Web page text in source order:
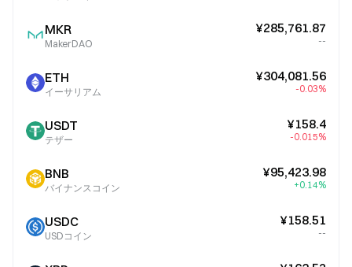
MKR
MakerDAO
¥285,761.87
--
ETH
イーサリアム
¥304,081.56
-0.03%
USDT
テザー
¥158.4
-0.015%
BNB
バイナンスコイン
¥95,423.98
+0.14%
USDC
USDコイン
¥158.51
--